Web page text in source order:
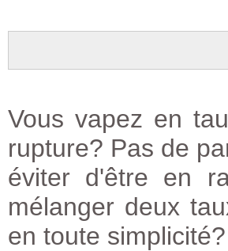
Vous vapez en
rupture? Pas de
éviter d'être en
mélanger deux
en toute simplicité?